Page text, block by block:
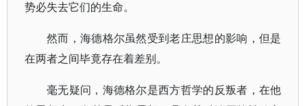
势必失去它们的生命。
然而，海德格尔虽然受到老庄思想的影响，但是
在两者之间毕竟存在着差别。
毫无疑问，海德格尔是西方哲学的反叛者，在他